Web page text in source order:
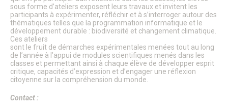
LA MAIRIE
Le Maire
Discours du Maire
Les élus
Vie de la municipalité
Le Conseil Municipal
Affichage Légal
Les commissions municipales
sous forme d’ateliers exposent leurs travaux et invitent les
participants à expérimenter, réfléchir et à s’interroger autour des
thématiques telles que la programmation informatique et le
développement durable : biodiversité et changement climatique.
Ces ateliers
sont le fruit de démarches expérimentales menées tout au long
de l’année à l’appui de modules scientifiques menés dans les
classes et permettant ainsi à chaque élève de développer esprit
critique, capacités d’expression et d’engager une réflexion
citoyenne sur la compréhension du monde.
Contact :